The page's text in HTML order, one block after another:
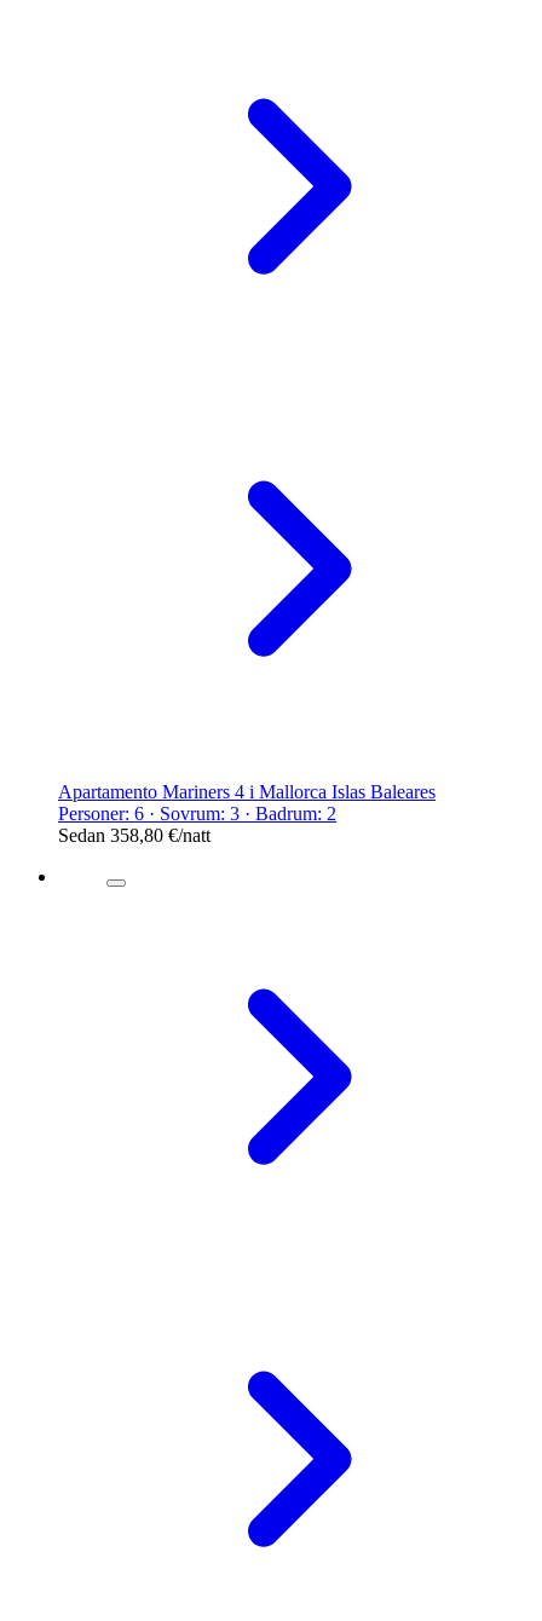
Apartamento Mariners 4 i Mallorca Islas Baleares
Personer: 6 · Sovrum: 3 · Badrum: 2
Sedan 358,80 €/natt